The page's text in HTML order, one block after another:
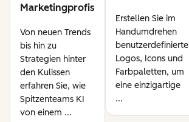
Marketingprofis
Von neuen Trends
bis hin zu
Strategien hinter
den Kulissen
erfahren Sie, wie
Spitzenteams KI
von einem ...
Erstellen Sie im
Handumdrehen
benutzerdefinierte
Logos, Icons und
Farbpaletten, um
eine einzigartige
...